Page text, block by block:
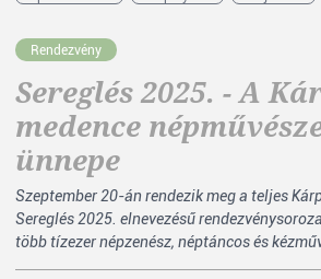
Rendezvény
Sereglés 2025. - A
medence
ünnepe
Szeptember 20-án rendezik meg a teljes
Sereglés 2025. elnevezésű
több tízezer népzenész, néptáncos és